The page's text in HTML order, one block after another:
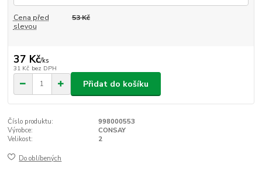
Cena před
slevou
53 Kč
37 Kč/ks
31 Kč bez DPH
Přidat do košíku
Číslo produktu:
998000553
Výrobce:
CONSAY
Velikost:
2
Do oblíbených